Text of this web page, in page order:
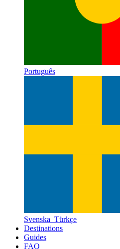
Português
Svenska Türkçe
Destinations
Guides
FAQ